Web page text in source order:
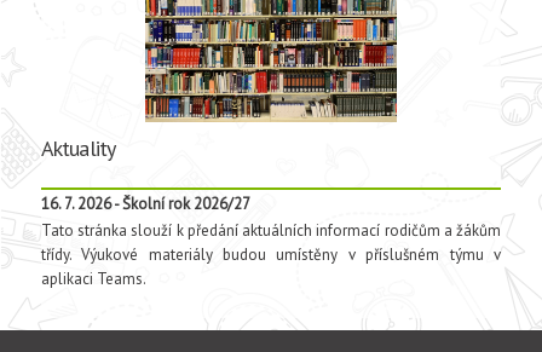
Aktuality
16. 7. 2026 - Školní rok 2026/27
Tato stránka slouží k předání aktuálních informací rodičům a žákům
třídy. Výukové materiály budou umístěny v příslušném týmu v
aplikaci Teams.